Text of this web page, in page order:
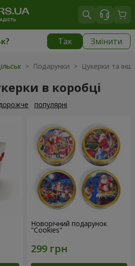
? Так Змінити
|
> Подарунки > Цукерки та
в коробці
популярні
Новорічний подарунок
"Cookies"